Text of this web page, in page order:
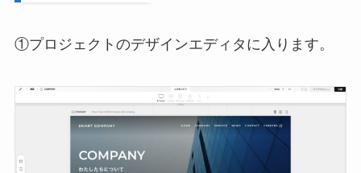
①プロジェクトのデザインエディタに入ります。